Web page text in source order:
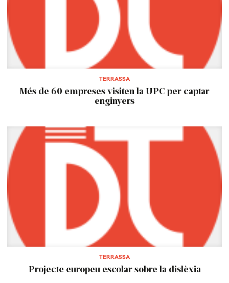
TERRASSA
Més de 60 empreses visiten la UPC per captar
enginyers
TERRASSA
Projecte europeu escolar sobre la dislèxia